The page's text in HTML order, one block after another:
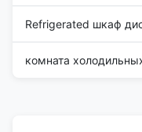
Refrigerated шкаф
комната